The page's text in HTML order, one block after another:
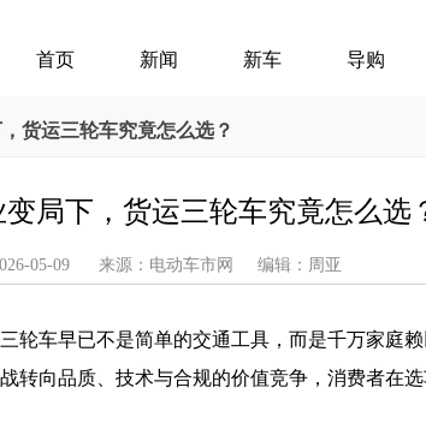
首页 新闻 新车 导购
货运三轮车究竟怎么选？
局下，货运三轮车究竟怎么选
05-09 来源：电动车市网 编辑：周亚
轮车早已不是简单的交通工具，而是千万家庭
转向品质、技术与合规的价值竞争，消费者在